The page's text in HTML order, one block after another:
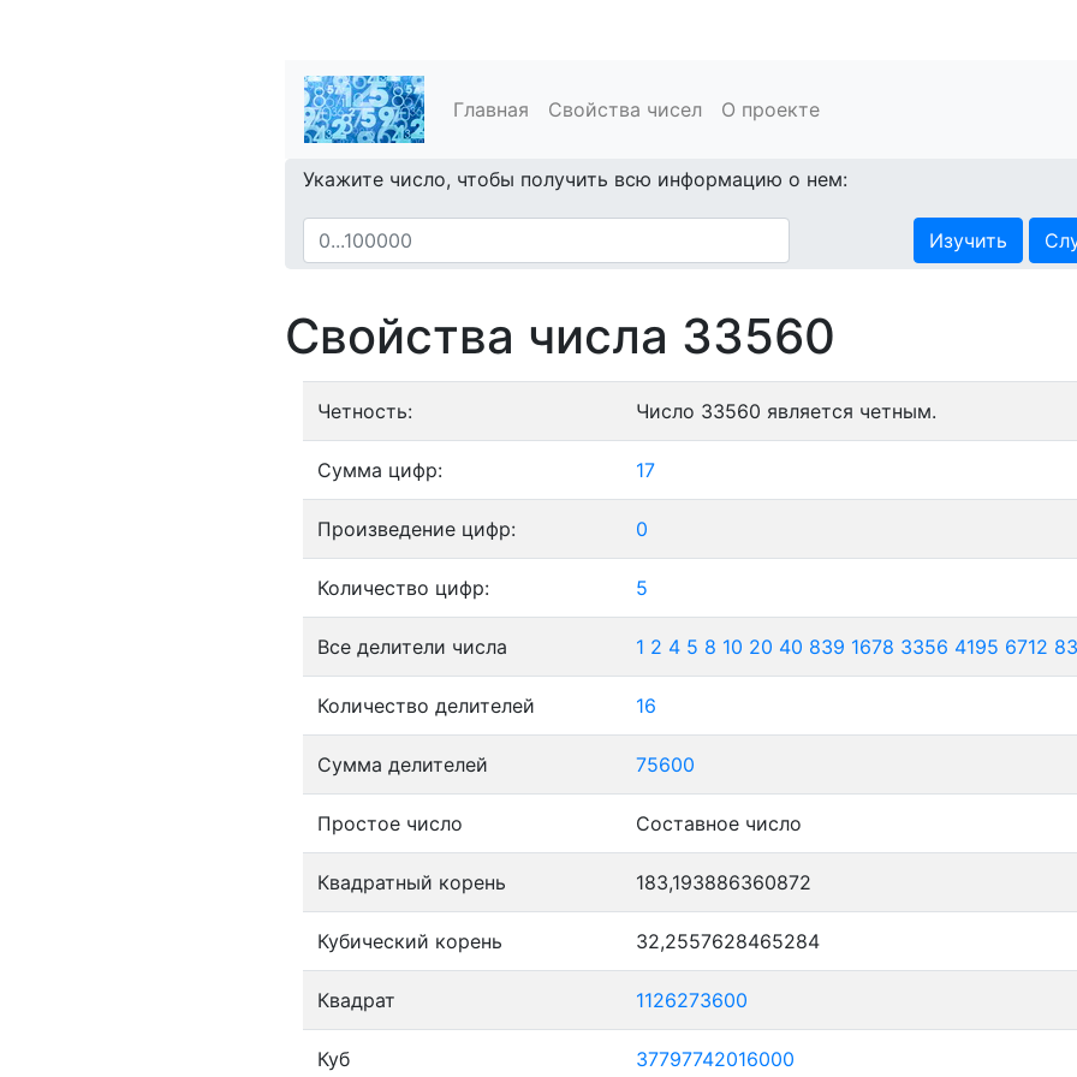
Главная Свойства чисел О проекте
Укажите число, чтобы получить всю информацию о нем:
Изучить
Свойства числа 33560
Четность: Число 33560 является четным.
Сумма цифр: 17
Произведение цифр: 0
Количество цифр: 5
Все делители числа 1 2 4 5 8 10 20 40 839 1678 3356 4195 6712
Количество делителей 16
Сумма делителей 75600
Простое число Составное число
Квадратный корень 183,193886360872
Кубический корень 32,2557628465284
Квадрат 1126273600
Куб 37797742016000